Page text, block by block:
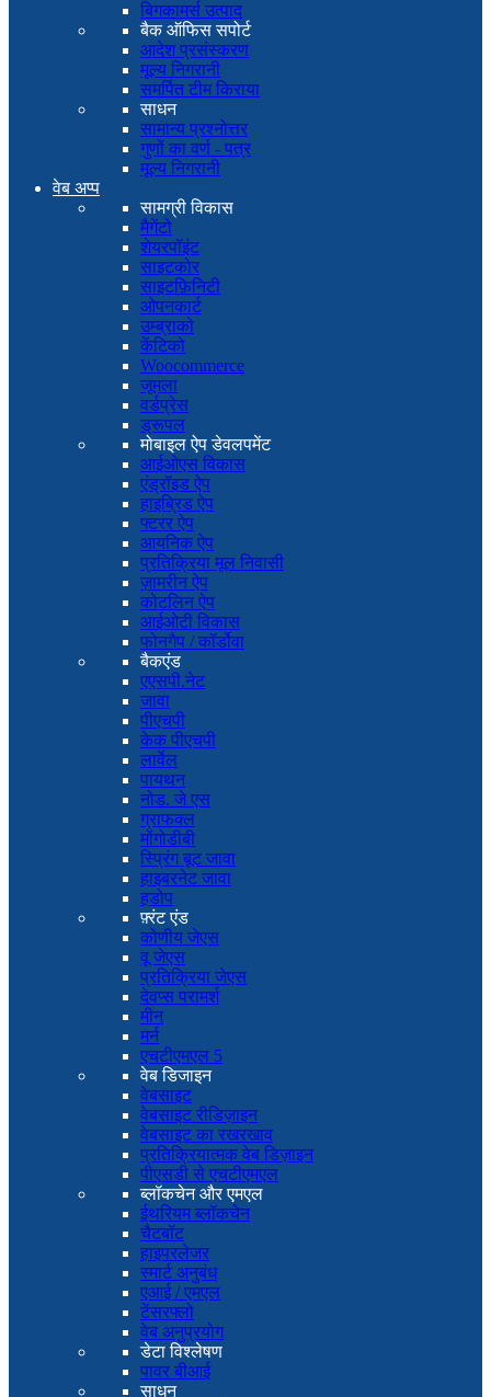
बिगकामर्स उत्पाद
बैक ऑफिस सपोर्ट
आदेश प्रसंस्करण
मूल्य निगरानी
समर्पित टीम किराया
साधन
सामान्य प्रश्नोत्तर
गुणों का वर्ण - पत्र
मूल्य निगरानी
वेब अप्प
सामग्री विकास
मैगेंटो
शेयरपॉइंट
साइटकोर
साइटफ़िनिटी
ओपनकार्ट
उम्ब्राको
केंटिको
Woocommerce
जूमला
वर्डप्रेस
ड्रूपल
मोबाइल ऐप डेवलपमेंट
आईओएस विकास
एंड्रॉइड ऐप
हाइब्रिड ऐप
फ्टरर ऐप
आयनिक ऐप
प्रतिक्रिया मूल निवासी
ज़ामरीन ऐप
कोटलिन ऐप
आईओटी विकास
फोनगैप / कॉर्डोवा
बैकएंड
एएसपी.नेट
जावा
पीएचपी
केक पीएचपी
लार्वेल
पायथन
नोड. जे एस
ग्राफक्ल
मोंगोडीबी
स्प्रिंग बूट जावा
हाइबरनेट जावा
हडोप
फ़्रंट एंड
कोणीय जेएस
वू जेएस
प्रतिक्रिया जेएस
देवप्स परामर्श
मीन
मर्न
एचटीएमएल 5
वेब डिजाइन
वेबसाइट
वेबसाइट रीडिज़ाइन
वेबसाइट का रखरखाव
प्रतिक्रियात्मक वेब डिज़ाइन
पीएसडी से एचटीएमएल
ब्लॉकचेन और एमएल
ईथरियम ब्लॉकचेन
चैटबॉट
हाइपरलेजर
स्मार्ट अनुबंध
एआई / एमएल
टेंसरफ्लो
वेब अनुप्रयोग
डेटा विश्लेषण
पावर बीआई
साधन